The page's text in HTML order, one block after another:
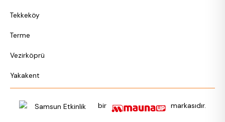
Tekkeköy
Terme
Vezirköprü
Yakakent
bir markasıdır.